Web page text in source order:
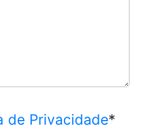
de Privacidade*